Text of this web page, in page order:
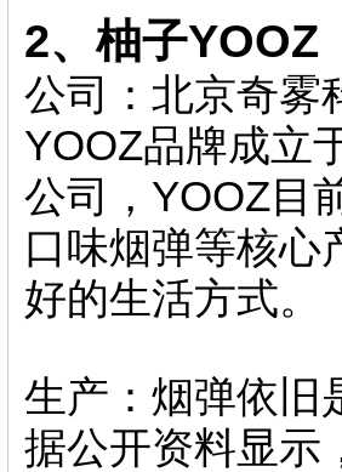
2、柚子YOOZ
公司：北京奇雾
YOOZ品牌成立
公司，YOOZ目
口味烟弹等核心
好的生活方式。
生产：烟弹依旧
据公开资料显示